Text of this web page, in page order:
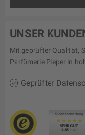
UNSER
Mit geprüfter Qualität,
Parfümerie Pieper in
Geprüfter